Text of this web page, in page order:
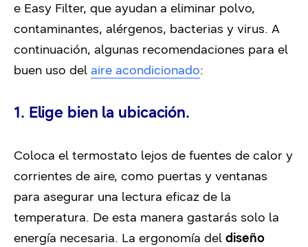
e Easy Filter, que ayudan a eliminar polvo,
contaminantes, alérgenos, bacterias y virus. A
continuación, algunas recomendaciones para el
buen uso del aire acondicionado:
1. Elige bien la ubicación.
Coloca el termostato lejos de fuentes de calor y
corrientes de aire, como puertas y ventanas
para asegurar una lectura eficaz de la
temperatura. De esta manera gastarás solo la
energía necesaria. La ergonomía del diseño